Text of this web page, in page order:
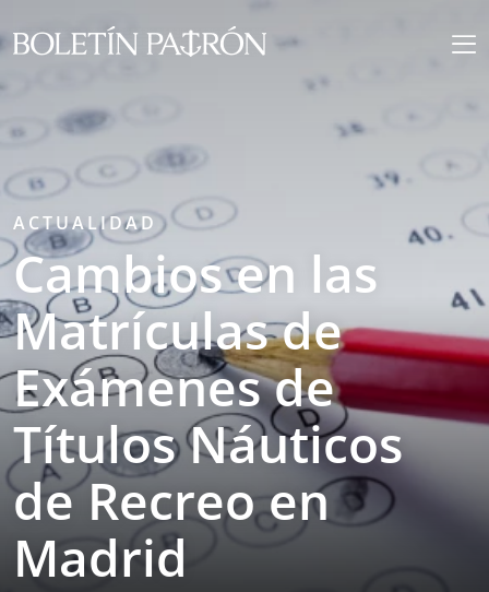
ACTUALIDAD
Cambios en las
Matrículas de
Exámenes de
Títulos Náuticos
de Recreo en
Madrid